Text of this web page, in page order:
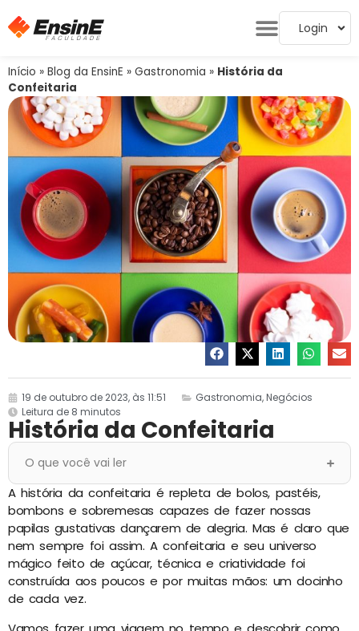
Login
Início » Blog da EnsinE » Gastronomia » História da
Confeitaria
19 de outubro de 2023, às 11:51 Gastronomia,Negócios
Leitura de 8 minutos
História da Confeitaria
O que você vai ler
A história da confeitaria é repleta de bolos, pastéis,
bombons e sobremesas capazes de fazer nossas
papilas gustativas dançarem de alegria. Mas é claro que
nem sempre foi assim. A confeitaria e seu universo
mágico feito de açúcar, técnica e criatividade foi
construída aos poucos e por muitas mãos: um docinho
de cada vez.